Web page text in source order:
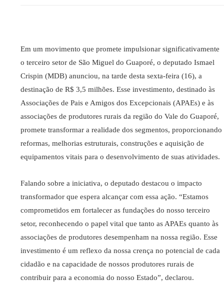
Em um movimento que promete impulsionar significativamente
o terceiro setor de São Miguel do Guaporé, o deputado Ismael
Crispin (MDB) anunciou, na tarde desta sexta-feira (16), a
destinação de R$ 3,5 milhões. Esse investimento, destinado às
Associações de Pais e Amigos dos Excepcionais (APAEs) e às
associações de produtores rurais da região do Vale do Guaporé,
promete transformar a realidade dos segmentos, proporcionando
reformas, melhorias estruturais, construções e aquisição de
equipamentos vitais para o desenvolvimento de suas atividades.
Falando sobre a iniciativa, o deputado destacou o impacto
transformador que espera alcançar com essa ação. “Estamos
comprometidos em fortalecer as fundações do nosso terceiro
setor, reconhecendo o papel vital que tanto as APAEs quanto às
associações de produtores desempenham na nossa região. Esse
investimento é um reflexo da nossa crença no potencial de cada
cidadão e na capacidade de nossos produtores rurais de
contribuir para a economia do nosso Estado”, declarou.